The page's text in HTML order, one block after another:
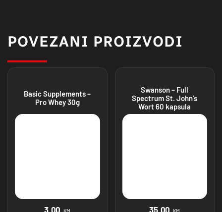
POVEZANI PROIZVODI
Basic Supplements –
Pro Whey 30g
3,00 KM
Swanson – Full
Spectrum St. John’s
Wort 60 kapsula
35,00 KM